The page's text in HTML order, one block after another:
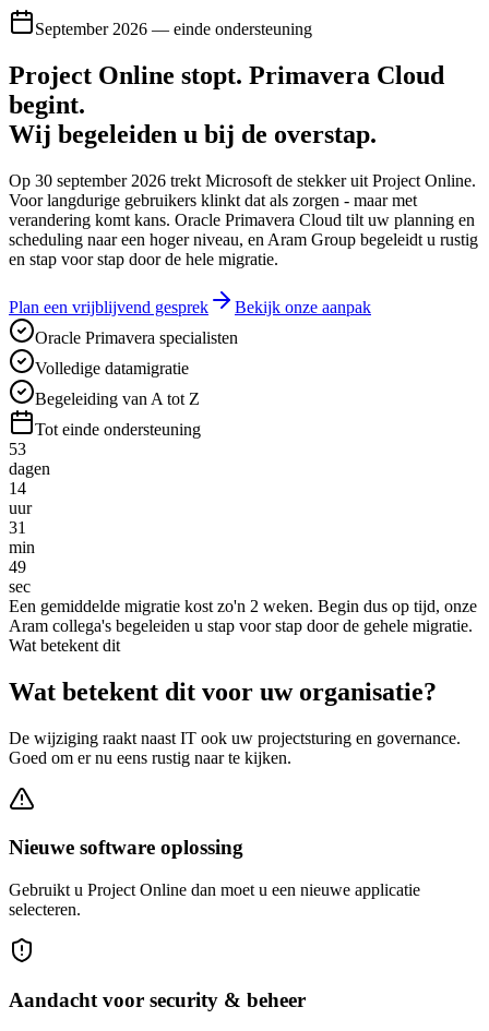
September 2026 — einde ondersteuning
Project Online stopt. Primavera Cloud
begint.
Wij begeleiden u bij de overstap.
Op 30 september 2026 trekt Microsoft de stekker uit Project Online.
Voor langdurige gebruikers klinkt dat als zorgen - maar met
verandering komt kans. Oracle Primavera Cloud tilt uw planning en
scheduling naar een hoger niveau, en Aram Group begeleidt u rustig
en stap voor stap door de hele migratie.
Plan een vrijblijvend gesprek
Bekijk onze aanpak
Oracle Primavera specialisten
Volledige datamigratie
Begeleiding van A tot Z
Tot einde ondersteuning
53
dagen
14
uur
31
min
49
sec
Een gemiddelde migratie kost zo'n 2 weken. Begin dus op tijd, onze
Aram collega's begeleiden u stap voor stap door de gehele migratie.
Wat betekent dit
Wat betekent dit voor uw organisatie?
De wijziging raakt naast IT ook uw projectsturing en governance.
Goed om er nu eens rustig naar te kijken.
​Nieuwe software oplossing
Gebruikt u Project Online dan moet u een nieuwe applicatie
selecteren.
Aandacht voor security & beheer